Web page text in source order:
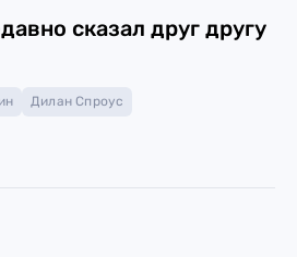
сказал друг другу
Дилан Спроус